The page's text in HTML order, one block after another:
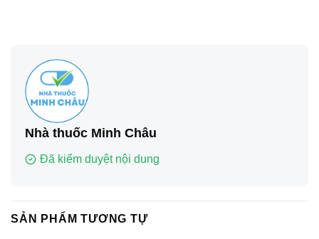
Nhà thuốc Minh Châu
Đã kiểm duyệt nội dung
SẢN PHẨM TƯƠNG TỰ